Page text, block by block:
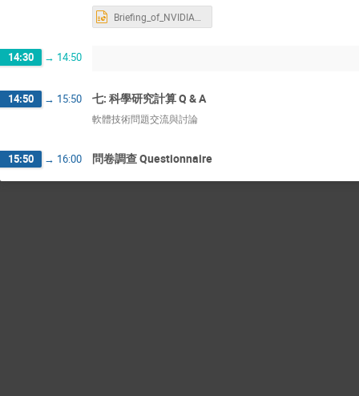
14:30 → 14:50
14:50 → 15:50 七: 科學研究計算 Q & A
軟體技術問題交流與討論
15:50 → 16:00 問卷調查 Questionnaire